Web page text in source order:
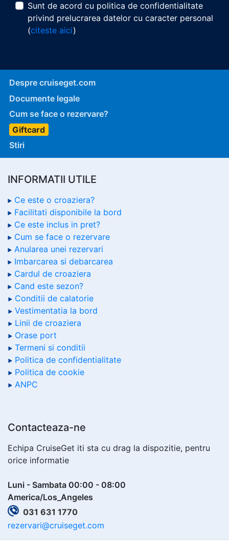
Sunt de acord cu politica de confidentialitate
privind prelucrarea datelor cu caracter personal
(citeste aici)
Despre cruiseget.com
Documente legale
Cum se face o rezervare?
Giftcard
Stiri
INFORMATII UTILE
Ce este o croaziera?
Facilitati disponibile la bord
Ce este inclus in pret?
Cum se face o rezervare
Anularea unei rezervari
Imbarcarea si debarcarea
Cardul de croaziera
Cand este sezon?
Conditii de calatorie
Vestimentatia la bord
Linii de croaziera
Orase port
Termeni si conditii
Politica de confidentialitate
Politica de cookie
ANPC
Contacteaza-ne
Echipa CruiseGet iti sta cu drag la dispozitie, pentru
orice informatie
Luni - Sambata 00:00 - 08:00
America/Los_Angeles
031 631 1770
rezervari@cruiseget.com